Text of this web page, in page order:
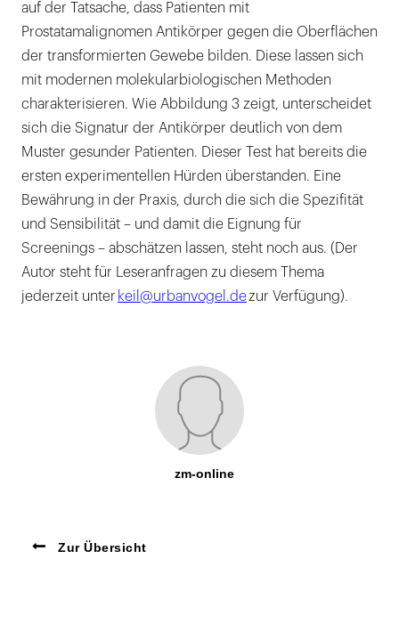
auf der Tatsache, dass Patienten mit
Prostatamalignomen Antikörper gegen die Oberflächen
der transformierten Gewebe bilden. Diese lassen sich
mit modernen molekularbiologischen Methoden
charakterisieren. Wie Abbildung 3 zeigt, unterscheidet
sich die Signatur der Antikörper deutlich von dem
Muster gesunder Patienten. Dieser Test hat bereits die
ersten experimentellen Hürden überstanden. Eine
Bewährung in der Praxis, durch die sich die Spezifität
und Sensibilität – und damit die Eignung für
Screenings – abschätzen lassen, steht noch aus. (Der
Autor steht für Leseranfragen zu diesem Thema
jederzeit unter keil@urbanvogel.dezur Verfügung).
zm-online
Zur Übersicht